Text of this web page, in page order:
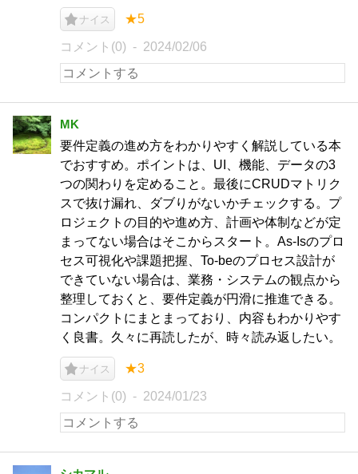
ナイス ★5
コメント(0) 2024/02/06
MK
要件定義の進め方をわかりやすく解説している本
でおすすめ。ポイントは、UI、機能、データの3
つの関わりを定めること。最後にCRUDマトリク
スで抜け漏れ、ダブりがないかチェックする。プ
ロジェクトの目的や進め方、計画や体制などが定
まってない場合はそこからスタート。As-Isのプロ
セス可視化や課題把握、To-beのプロセス設計が
できていない場合は、業務・システムの観点から
整理しておくと、要件定義が円滑に推進できる。
コンパクトにまとまっており、内容もわかりやす
く良書。久々に再読したが、時々読み返したい。
ナイス ★3
コメント(0) 2024/01/23